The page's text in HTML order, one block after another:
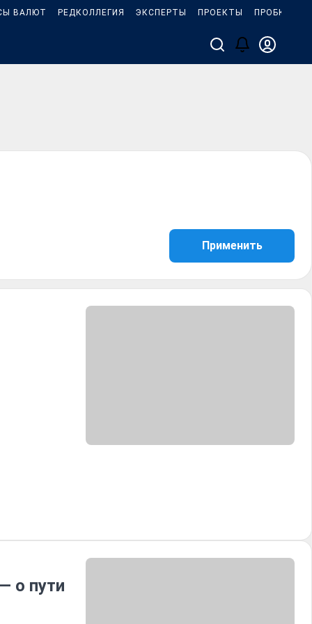
ВАЛЮТ РЕДКОЛЛЕГИЯ ЭКСПЕРТЫ ПРОЕКТЫ ПРОБКИ
Применить
о пути